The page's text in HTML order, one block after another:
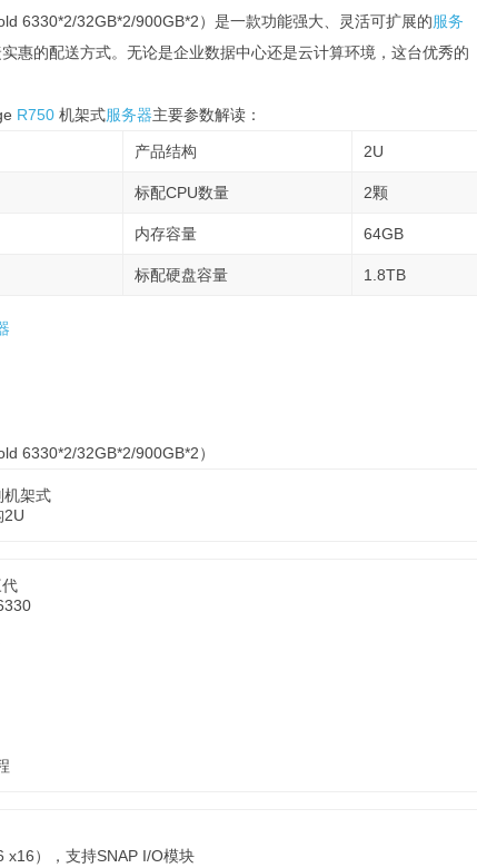
6330*2/32GB*2/900GB*2）是一款功能强大、灵活可扩展的服务
惠的配送方式。无论是企业数据中心还是云计算环境，这台优秀的
R750机架式服务器主要参数解读：
产品结构 2U
标配CPU数量 2颗
内存容量 64GB
标配硬盘容量 1.8TB
6330*2/32GB*2/900GB*2）
机架式
2U
x16），支持SNAP I/O模块